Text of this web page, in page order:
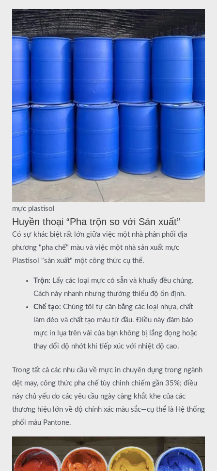
mực plastisol
Huyền thoại “Pha trộn so với Sản xuất”
Có sự khác biệt rất lớn giữa việc một nhà phân phối địa
phương "pha chế" màu và việc một nhà sản xuất mực
Plastisol "sản xuất" một công thức cụ thể.
Trộn: Lấy các loại mực có sẵn và khuấy đều chúng.
Cách này nhanh nhưng thường thiếu độ ổn định.
Chế tạo: Chúng tôi tự cân bằng các loại nhựa, chất
làm dẻo và chất tạo màu từ đầu. Điều này đảm bảo
mực in lụa trên vải của bạn không bị lắng đọng hoặc
thay đổi độ nhớt khi tiếp xúc với nhiệt độ cao.
Trong tất cả các nhu cầu về mực in chuyên dụng trong ngành
dệt may, công thức pha chế tùy chỉnh chiếm gần 35%; điều
này chủ yếu do các yêu cầu ngày càng khắt khe của các
thương hiệu lớn về độ chính xác màu sắc—cụ thể là Hệ thống
phối màu Pantone.